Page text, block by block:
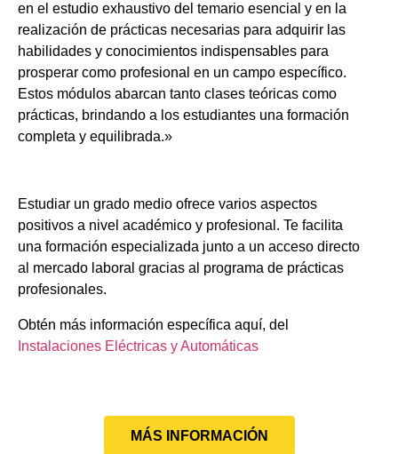
en el estudio exhaustivo del temario esencial y en la
realización de prácticas necesarias para adquirir las
habilidades y conocimientos indispensables para
prosperar como profesional en un campo específico.
Estos módulos abarcan tanto clases teóricas como
prácticas, brindando a los estudiantes una formación
completa y equilibrada.»
Estudiar un grado medio ofrece varios aspectos
positivos a nivel académico y profesional. Te facilita
una formación especializada junto a un acceso directo
al mercado laboral gracias al programa de prácticas
profesionales.
Obtén más información específica aquí, del
Instalaciones Eléctricas y Automáticas
MÁS INFORMACIÓN